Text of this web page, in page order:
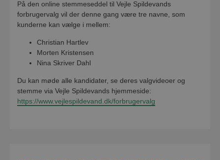
På den online stemmeseddel til Vejle Spildevands
forbrugervalg vil der denne gang være tre navne, som
kunderne kan vælge i mellem:
Christian Hartlev
Morten Kristensen
Nina Skriver Dahl
Du kan møde alle kandidater, se deres valgvideoer og
stemme via Vejle Spildevands hjemmeside:
https://www.vejlespildevand.dk/forbrugervalg